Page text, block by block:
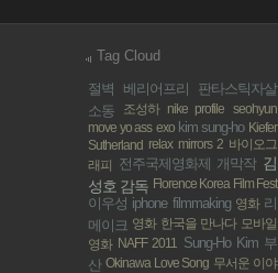
Tag Cloud
절벽 베리어프리 판타스틱자살
소동 조성하 nike profile seohyun
move yo ass exo kim sung-ho Kiefer
Sutherland relax mirrors 2 바이오그
래피 전주국제영화제 개막작 김
성호 감독 Florence Korea Film Fest
이우성 iphone filmmaking 영화 리
메이크 영화 한국을 만나다 모바일
영화 NAFF 2011 Sung-Ho Kim 부
산 Okinawa Love Song 무서운 이야